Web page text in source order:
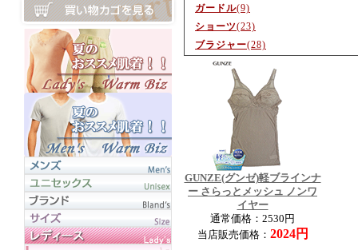
ガードル(9)
ショーツ(23)
ブラジャー(28)
GUNZE(グンゼ)軽ブラインナ
ー さらっとメッシュ ノンワ
イヤー
通常価格：2530円
当店販売価格： 2024円